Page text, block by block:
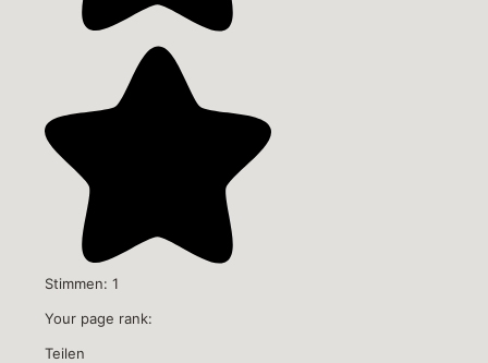
Stimmen: 1
Your page rank:
Teilen